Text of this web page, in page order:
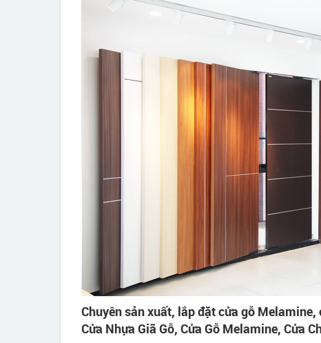
Chuyên sản xuất, lắp đặt cửa gỗ
Cửa Nhựa Giã Gỗ, Cửa Gỗ Melamine, Cửa